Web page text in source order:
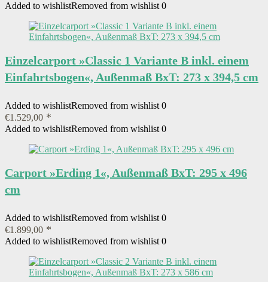
Added to wishlistRemoved from wishlist 0
Einzelcarport »Classic 1 Variante B inkl. einem
Einfahrtsbogen«, Außenmaß BxT: 273 x 394,5 cm
Added to wishlistRemoved from wishlist 0
€1.529,00
Added to wishlistRemoved from wishlist 0
Carport »Erding 1«, Außenmaß BxT: 295 x 496
cm
Added to wishlistRemoved from wishlist 0
€1.899,00
Added to wishlistRemoved from wishlist 0